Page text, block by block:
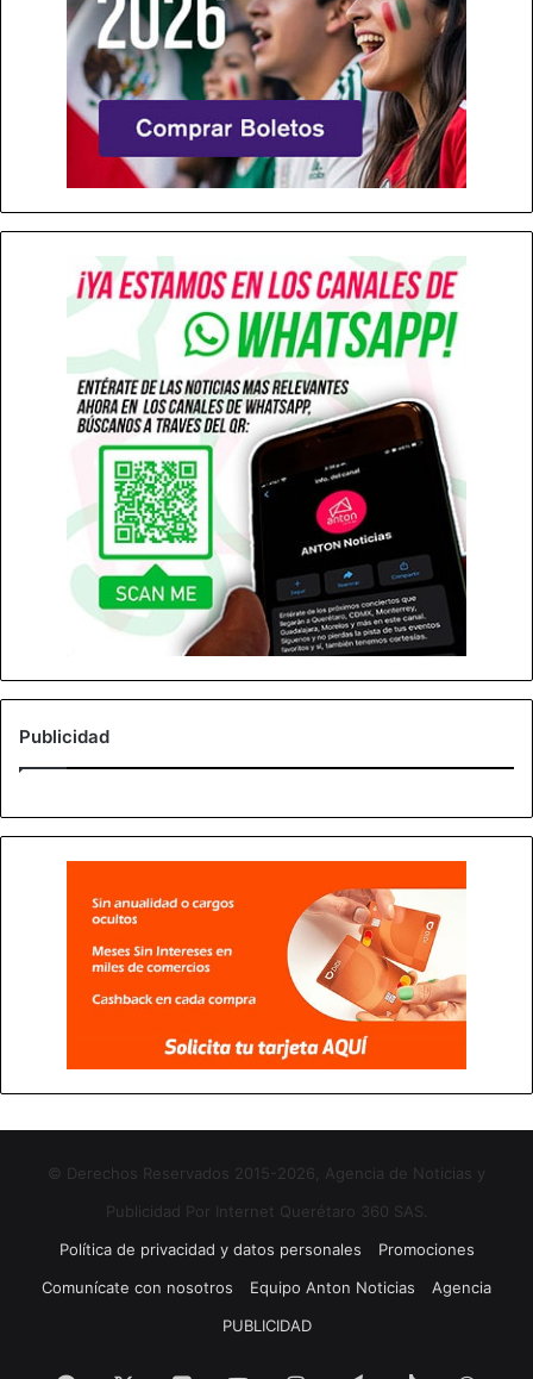
Publicidad
© Derechos Reservados 2015-2026, Agencia de Noticias y
Publicidad Por Internet Querétaro 360 SAS.
Política de privacidad y datos personales
Promociones
Comunícate con nosotros
Equipo Anton Noticias
Agencia
PUBLICIDAD